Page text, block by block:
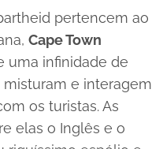
pertencem ao
Cape Town
uma infinidade de
e interagem
os turistas. As
elas o Inglês e o